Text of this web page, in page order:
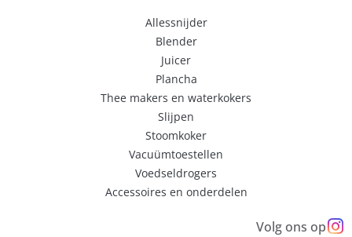
Allessnijder
Blender
Juicer
Plancha
Thee makers en waterkokers
Slijpen
Stoomkoker
Vacuümtoestellen
Voedseldrogers
Accessoires en onderdelen
Volg ons op